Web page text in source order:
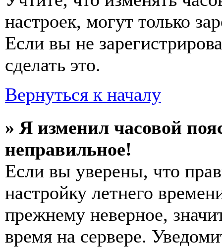
настроек, могут только
Если вы не
сделать это.
Вернуться к началу
» Я изменил часовой
неправильное!
Если вы уверены, что
настройку летнего
прежнему неверное,
время на сервере.